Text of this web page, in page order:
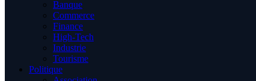
Banque
Commerce
Finance
High-Tech
Industrie
Tourisme
Politique